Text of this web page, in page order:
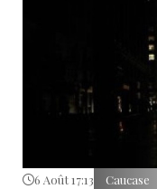
6 Août 17:13 Caucase